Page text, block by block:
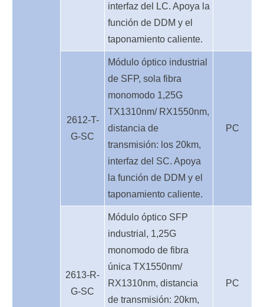
interfaz del LC. Apoya la
función de DDM y el
taponamiento caliente.
2612-T-
G-SC
Módulo óptico industrial
de SFP, sola fibra
monomodo 1,25G
TX1310nm/ RX1550nm,
distancia de
transmisión: los 20km,
interfaz del SC. Apoya
la función de DDM y el
taponamiento caliente.
PC
2613-R-
G-SC
Módulo óptico SFP
industrial, 1,25G
monomodo de fibra
única TX1550nm/
RX1310nm, distancia
de transmisión: 20km,
PC